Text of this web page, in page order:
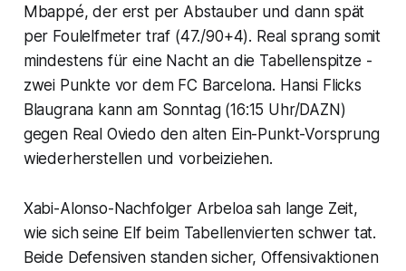
Mbappé, der erst per Abstauber und dann spät
per Foulelfmeter traf (47./90+4). Real sprang somit
mindestens für eine Nacht an die Tabellenspitze -
zwei Punkte vor dem FC Barcelona. Hansi Flicks
Blaugrana kann am Sonntag (16:15 Uhr/DAZN)
gegen Real Oviedo den alten Ein-Punkt-Vorsprung
wiederherstellen und vorbeiziehen.
Xabi-Alonso-Nachfolger Arbeloa sah lange Zeit,
wie sich seine Elf beim Tabellenvierten schwer tat.
Beide Defensiven standen sicher, Offensivaktionen